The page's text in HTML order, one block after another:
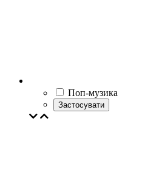
Поп-музика
Застосувати